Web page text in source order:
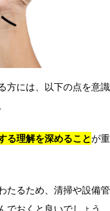
方には、以下の点を意
る理解を深めることが
たるため、清掃や設備管